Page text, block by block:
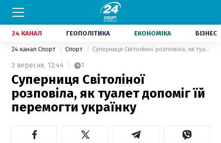
24 КАНАЛ ГЕОПОЛІТИКА ЕКОНОМІКА БІЗНЕС
24 канал Спорт Спорт Суперниця Світоліної розповіла, як туалет допоміг їй перемогти українку
3 вересня, 12:44 1
Суперниця Світоліної
розповіла, як туалет допоміг їй
перемогти українку